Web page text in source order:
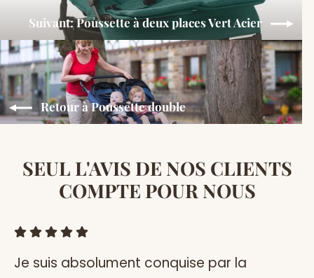
Suivant: Poussette à deux places Vert Acier
Retour à Poussette double
SEUL L'AVIS DE NOS CLIENTS
COMPTE POUR NOUS
Je suis absolument conquise par la